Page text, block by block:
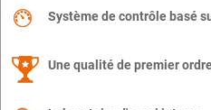
Système de contrôle basé
Une qualité de premier